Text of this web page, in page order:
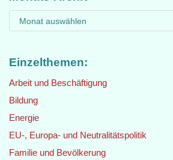
Einzelthemen:
Arbeit und Beschäftigung
Bildung
Energie
EU-, Europa- und Neutralitätspolitik
Familie und Bevölkerung